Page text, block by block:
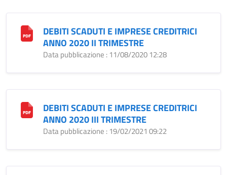
DEBITI SCADUTI E IMPRESE CREDITRICI
ANNO 2020 II TRIMESTRE
Data pubblicazione : 11/08/2020 12:28
DEBITI SCADUTI E IMPRESE CREDITRICI
ANNO 2020 III TRIMESTRE
Data pubblicazione : 19/02/2021 09:22